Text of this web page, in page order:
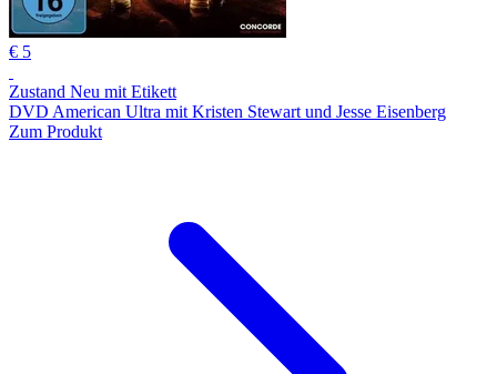
€ 5
Zustand Neu mit Etikett
DVD American Ultra mit Kristen Stewart und Jesse Eisenberg
Zum Produkt